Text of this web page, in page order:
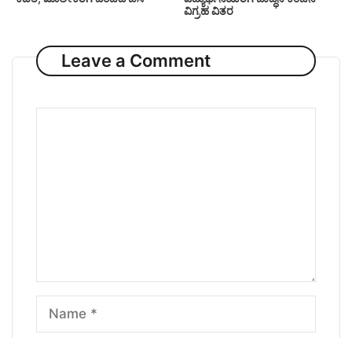
ವಿಗ್ರಹ ವಿತರ
Leave a Comment
Name